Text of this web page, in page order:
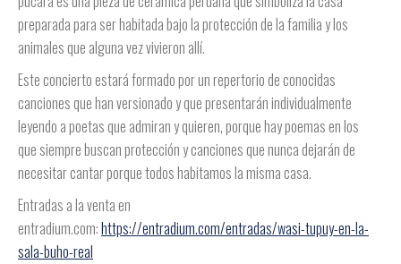
preparada para ser habitada bajo la protección de la familia y los
animales que alguna vez vivieron allí.
Este concierto estará formado por un repertorio de conocidas
canciones que han versionado y que presentarán individualmente
leyendo a poetas que admiran y quieren, porque hay poemas en los
que siempre buscan protección y canciones que nunca dejarán de
necesitar cantar porque todos habitamos la misma casa.
Entradas a la venta en
entradium.com:https://entradium.com/entradas/wasi-tupuy-en-la-
sala-buho-real